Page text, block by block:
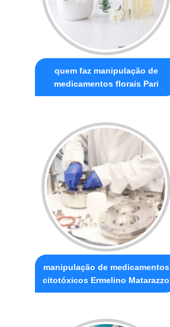
quem faz manipulação de
medicamentos florais Pari
manipulação de medicamentos
citotóxicos Ermelino Matarazzo